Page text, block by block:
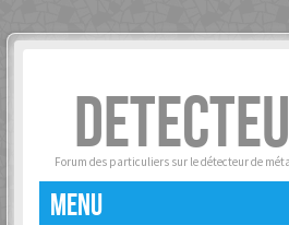
Forum des particuliers sur le détecteur de
MENU